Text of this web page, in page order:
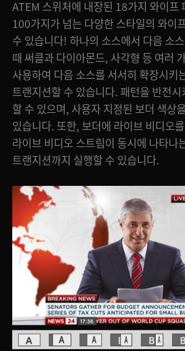
ATEM 스위처에 내장된 18가지 와이프
100가지가 넘는 다양한 스타일의 와이
수 있습니다! 하나의 소스에서 다음 소
때 써클과 다이아몬드, 사각형 등 여러
사용하여 다음 소스를 서서히 확장시키
트랜지션할 수 있습니다. 패턴을 반전
할 수 있으며, 사용자 지정된 보더 색상
있습니다. 또한, 보더에 라이브 비디오
라이브 비디오 스트림이 동시에 나타나
트랜지션까지 실행할 수 있습니다.